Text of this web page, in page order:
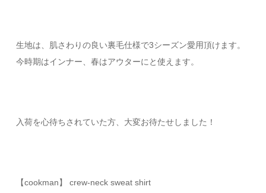
生地は、肌さわりの良い裏毛仕様で3シーズン愛用頂けます。
今時期はインナー、春はアウターにと使えます。
入荷を心待ちされていた方、大変お待たせしました！
【cookman】 crew-neck sweat shirt